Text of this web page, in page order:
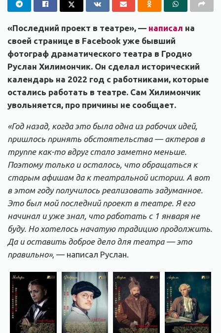
«Последний проект в театре», — написал на
своей странице в Facebook уже бывший
фотограф драматического театра в Гродно
Руслан Хилимончик. Он сделал исторический
календарь на 2022 год с работниками, которые
остались работать в театре. Сам Хилимончик
увольняется, про причины не сообщает.
«Год назад, когда это была одна из рабочих идей,
пришлось принять обстоятельства — актеров в
труппе как-то вдруг стало заметно меньше.
Поэтому только и осталось, что обращаться к
старым афишам да к театральной истории. А вот
в этом году получилось реализовать задуманное.
Это был мой последний проект в театре. Я его
начинал и уже знал, что работать с 1 января не
буду. Но хотелось начатую традицию продолжить.
Да и оставить доброе дело для театра — это
правильно», — написал Руслан.